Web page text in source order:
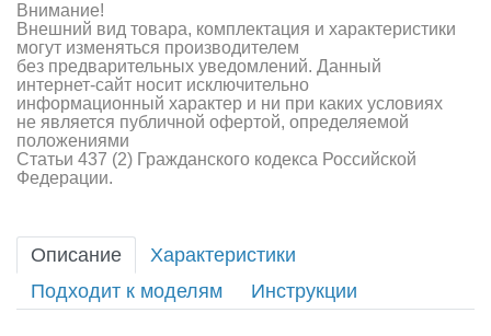
Внимание!
Внешний вид товара, комплектация и характеристики
могут изменяться производителем
без предварительных уведомлений. Данный
интернет-сайт носит исключительно
информационный характер и ни при каких условиях
не является публичной офертой, определяемой
положениями
Статьи 437 (2) Гражданского кодекса Российской
Федерации.
Описание
Характеристики
Подходит к моделям
Инструкции